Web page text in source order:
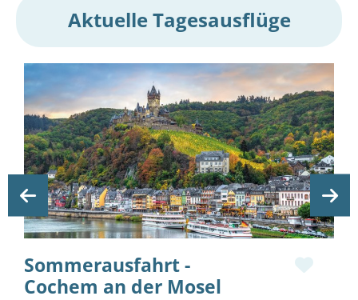
Aktuelle Tagesausflüge
Sommerausfahrt -
Cochem an der Mosel